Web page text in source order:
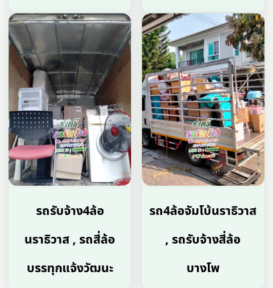
รถรับจ้าง4ล้อ
นราธิวาส , รถสี่ล้อ
บรรทุกแจ้งวัฒนะ
รถ4ล้อจัมโบ้นราธิวาส
, รถรับจ้างสี่ล้อ
บางโพ